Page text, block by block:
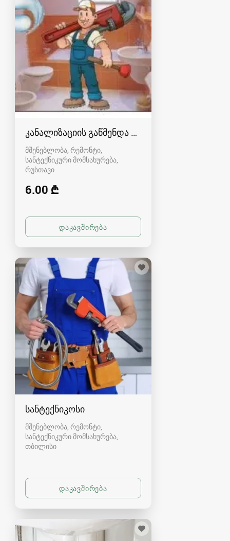
კანალიზაციის გაწმენდა რუსთავში
მშენებლობა, რემონტი,
სანტექნიკური მომსახურება
რუსთავი
6.00 ₾
სანტექნიკოსი
მშენებლობა, რემონტი,
სანტექნიკური მომსახურება
თბილისი